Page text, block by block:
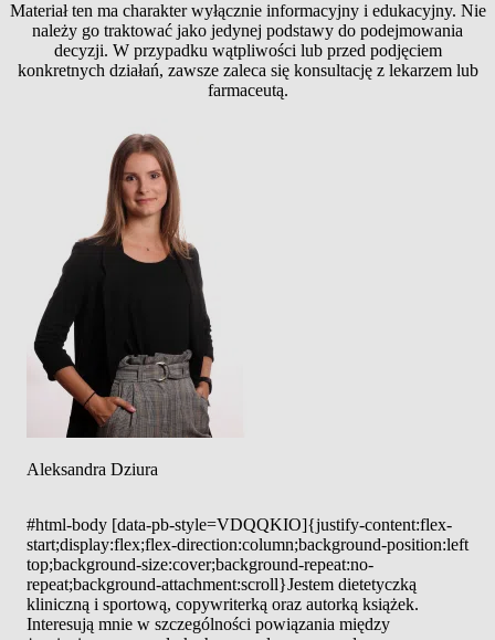
Materiał ten ma charakter wyłącznie informacyjny i edukacyjny. Nie
należy go traktować jako jedynej podstawy do podejmowania
decyzji. W przypadku wątpliwości lub przed podjęciem
konkretnych działań, zawsze zaleca się konsultację z lekarzem lub
farmaceutą.
Aleksandra Dziura
#html-body [data-pb-style=VDQQKIO]{justify-content:flex-
start;display:flex;flex-direction:column;background-position:left
top;background-size:cover;background-repeat:no-
repeat;background-attachment:scroll}Jestem dietetyczką
kliniczną i sportową, copywriterką oraz autorką książek.
Interesują mnie w szczególności powiązania między